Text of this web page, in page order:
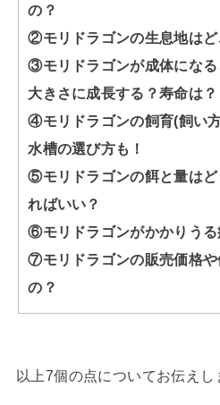
の？
②モリドラゴンの生息地はど
③モリドラゴンが成体にな
大きさに成長する？寿命は？
④モリドラゴンの飼育(飼い
水槽の選び方も！
⑤モリドラゴンの餌と量は
ればいい？
⑥モリドラゴンがかかりうる
⑦モリドラゴンの販売価格
の？
以上7個の点についてお伝えし